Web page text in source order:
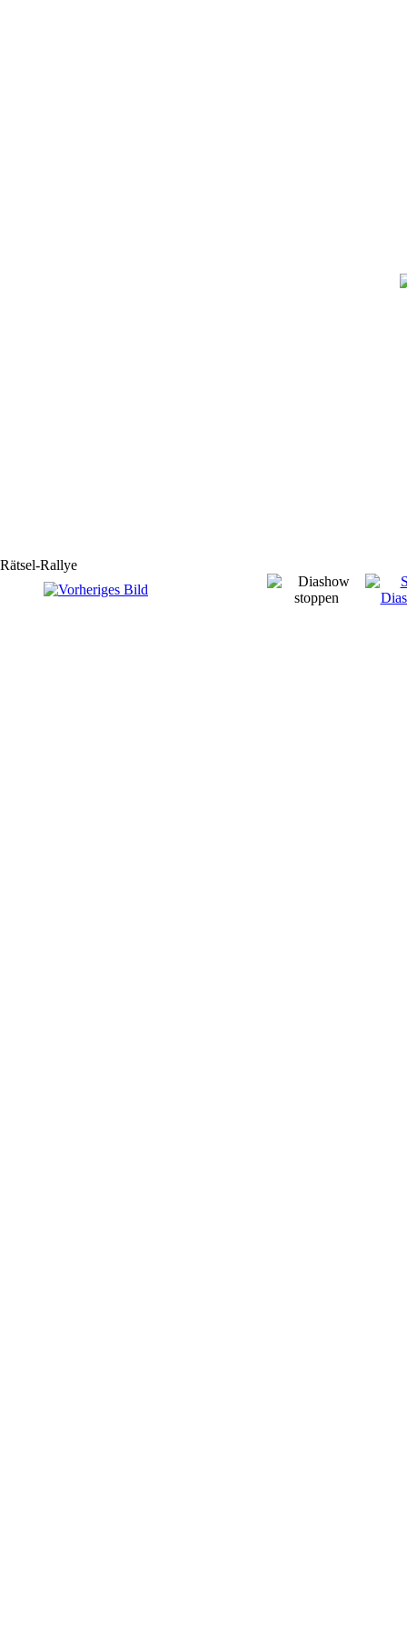
Rätsel-Rallye